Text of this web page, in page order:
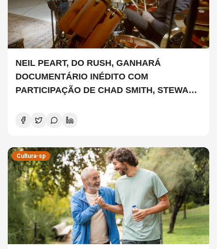
NEIL PEART, DO RUSH, GANHARÁ
DOCUMENTÁRIO INÉDITO COM
PARTICIPAÇÃO DE CHAD SMITH, STEWART
Cultura-sp